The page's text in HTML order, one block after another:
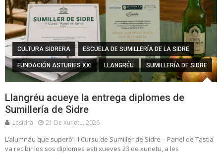
CULTURA SIDRERA ESCUELA DE SUMILLERÍA DE LA SIDRE
FUNDACIÓN ASTURIES XXI LLANGRÉU SUMILLERÍA DE SIDRE
Llangréu acueye la entrega diplomes de
Sumillería de Sidre
Lasidra 21 De Xunetu, 2026
L’alumnáu que superó’l II Cursu de Sumiller de Sidre – Panel de Tastia
va recibir los sos diplomes esti xueves 23 de xunetu, a les